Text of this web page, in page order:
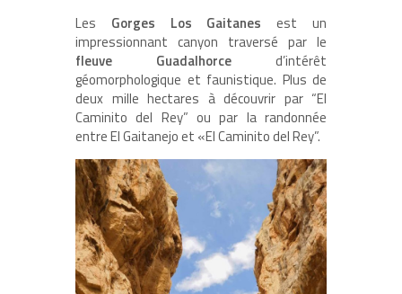
Les Gorges Los Gaitanes est un
impressionnant canyon traversé par le
fleuve Guadalhorce d’intérêt
géomorphologique et faunistique. Plus de
deux mille hectares à découvrir par “El
Caminito del Rey” ou par la randonnée
entre El Gaitanejo et «El Caminito del Rey”.